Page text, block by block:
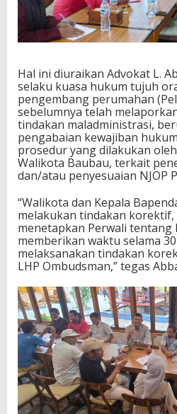
Hal ini diuraikan Advokat L.
selaku kuasa hukum tujuh
pengembang perumahan
sebelumnya telah
tindakan maladministrasi,
pengabaian kewajiban
prosedur yang dilakukan
Walikota Baubau, terkait
dan/atau penyesuaian NJOP
“Walikota dan Kepala
melakukan tindakan korektif,
menetapkan Perwali tentang
memberikan waktu selama
melaksanakan tindakan
LHP Ombudsman,” tegas